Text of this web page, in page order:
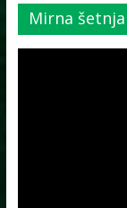
Mirna šetnja